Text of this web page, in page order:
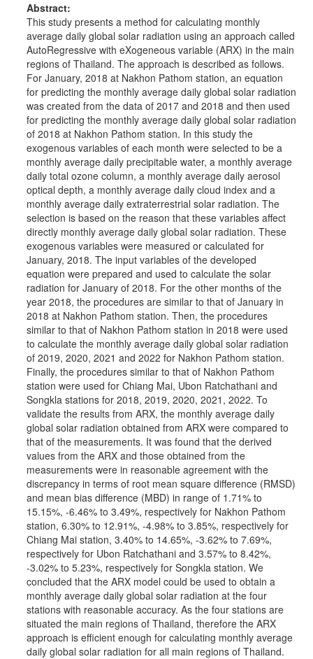
Abstract:
This study presents a method for calculating monthly
average daily global solar radiation using an approach called
AutoRegressive with eXogeneous variable (ARX) in the main
regions of Thailand. The approach is described as follows.
For January, 2018 at Nakhon Pathom station, an equation
for predicting the monthly average daily global solar radiation
was created from the data of 2017 and 2018 and then used
for predicting the monthly average daily global solar radiation
of 2018 at Nakhon Pathom station. In this study the
exogenous variables of each month were selected to be a
monthly average daily precipitable water, a monthly average
daily total ozone column, a monthly average daily aerosol
optical depth, a monthly average daily cloud index and a
monthly average daily extraterrestrial solar radiation. The
selection is based on the reason that these variables affect
directly monthly average daily global solar radiation. These
exogenous variables were measured or calculated for
January, 2018. The input variables of the developed
equation were prepared and used to calculate the solar
radiation for January of 2018. For the other months of the
year 2018, the procedures are similar to that of January in
2018 at Nakhon Pathom station. Then, the procedures
similar to that of Nakhon Pathom station in 2018 were used
to calculate the monthly average daily global solar radiation
of 2019, 2020, 2021 and 2022 for Nakhon Pathom station.
Finally, the procedures similar to that of Nakhon Pathom
station were used for Chiang Mai, Ubon Ratchathani and
Songkla stations for 2018, 2019, 2020, 2021, 2022. To
validate the results from ARX, the monthly average daily
global solar radiation obtained from ARX were compared to
that of the measurements. It was found that the derived
values from the ARX and those obtained from the
measurements were in reasonable agreement with the
discrepancy in terms of root mean square difference (RMSD)
and mean bias difference (MBD) in range of 1.71% to
15.15%, -6.46% to 3.49%, respectively for Nakhon Pathom
station, 6.30% to 12.91%, -4.98% to 3.85%, respectively for
Chiang Mai station, 3.40% to 14.65%, -3.62% to 7.69%,
respectively for Ubon Ratchathani and 3.57% to 8.42%,
-3.02% to 5.23%, respectively for Songkla station. We
concluded that the ARX model could be used to obtain a
monthly average daily global solar radiation at the four
stations with reasonable accuracy. As the four stations are
situated the main regions of Thailand, therefore the ARX
approach is efficient enough for calculating monthly average
daily global solar radiation for all main regions of Thailand.